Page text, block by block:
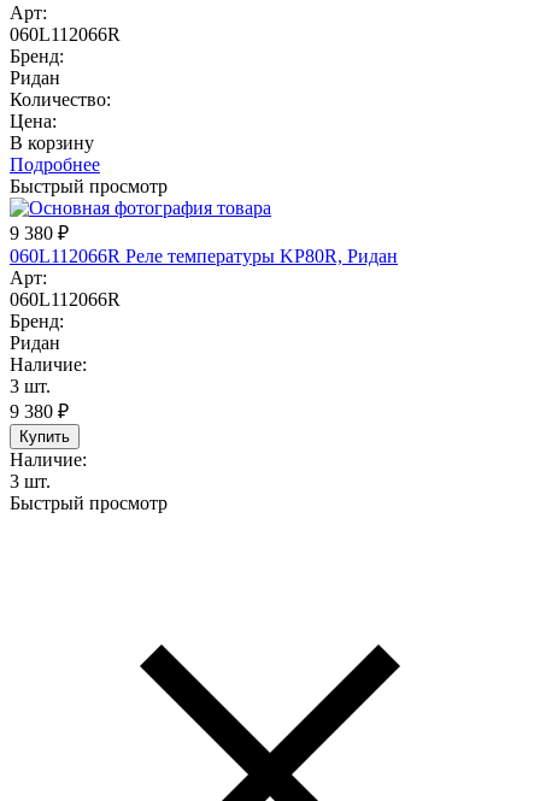
Арт:
060L112066R
Бренд:
Ридан
Количество:
Цена:
В корзину
Подробнее
Быстрый просмотр
9 380 ₽
060L112066R Реле температуры KP80R, Ридан
Арт:
060L112066R
Бренд:
Ридан
Наличие:
3 шт.
9 380 ₽
Купить
Наличие:
3 шт.
Быстрый просмотр